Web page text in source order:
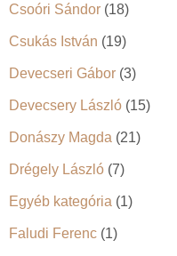
Csoóri Sándor (18)
Csukás István (19)
Devecseri Gábor (3)
Devecsery László (15)
Donászy Magda (21)
Drégely László (7)
Egyéb kategória (1)
Faludi Ferenc (1)